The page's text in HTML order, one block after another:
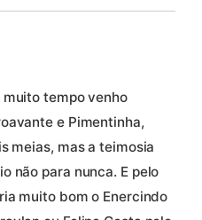
tempo venho
e Pimentinha,
meias, mas a teimosia
não para nunca. E pelo
muito bom o Enercindo